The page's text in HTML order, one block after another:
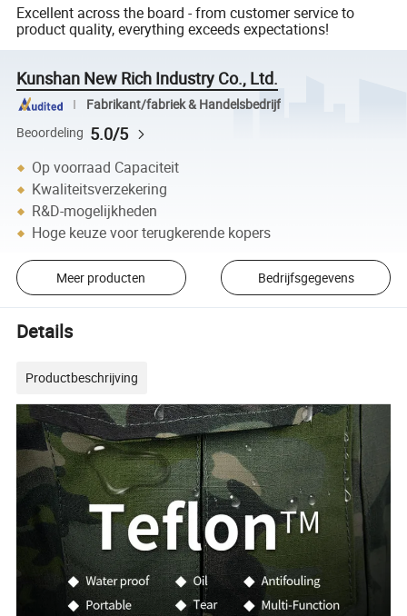
Excellent across the board - from customer service to
product quality, everything exceeds expectations!
Kunshan New Rich Industry Co., Ltd.
Fabrikant/fabriek & Handelsbedrijf
Beoordeling 5.0/5
Op voorraad Capaciteit
Kwaliteitsverzekering
R&D-mogelijkheden
Hoge keuze voor terugkerende kopers
Meer producten Bedrijfsgegevens
Details
Productbeschrijving